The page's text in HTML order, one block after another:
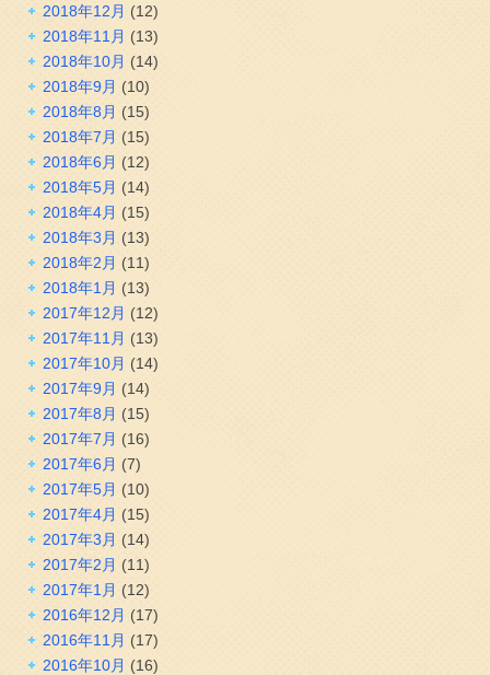
2018年12月 (12)
2018年11月 (13)
2018年10月 (14)
2018年9月 (10)
2018年8月 (15)
2018年7月 (15)
2018年6月 (12)
2018年5月 (14)
2018年4月 (15)
2018年3月 (13)
2018年2月 (11)
2018年1月 (13)
2017年12月 (12)
2017年11月 (13)
2017年10月 (14)
2017年9月 (14)
2017年8月 (15)
2017年7月 (16)
2017年6月 (7)
2017年5月 (10)
2017年4月 (15)
2017年3月 (14)
2017年2月 (11)
2017年1月 (12)
2016年12月 (17)
2016年11月 (17)
2016年10月 (16)